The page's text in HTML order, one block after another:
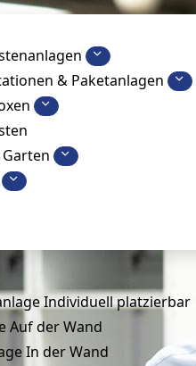
& Paketanlagen
Individuell platzierbar
Auf der Wand
In der Wand